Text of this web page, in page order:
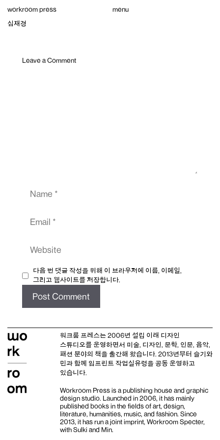
content
workroom press menu
심재경
Leave a Comment
다음 번 댓글 작성을 위해 이 브라우저에 이름, 이메일,
그리고 웹사이트를 저장합니다.
워크룸 프레스는 2006년 설립 이래 디자인
스튜디오를 운영하면서 미술, 디자인, 문학, 인문, 음악,
패션 분야의 책을 출간해 왔습니다. 2013년부터 슬기와
민과 함께 임프린트 작업실유령을 공동 운영하고
있습니다.
Workroom Press is a publishing house and graphic
design studio. Launched in 2006, it has mainly
published books in the fields of art, design,
literature, humanities, music, and fashion. Since
2013, it has run a joint imprint, Workroom Specter,
with Sulki and Min.